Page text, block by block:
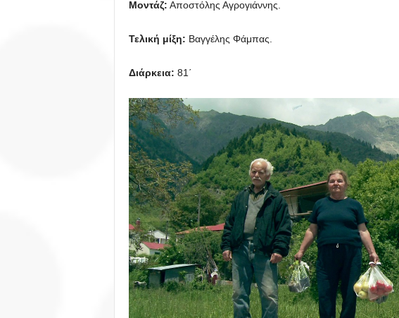
Μοντάζ: Αποστόλης Αγρογιάννης.
Τελική μίξη: Βαγγέλης Φάμπας.
Διάρκεια: 81΄